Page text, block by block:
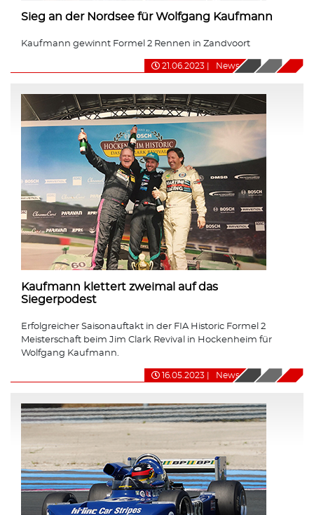
Sieg an der Nordsee für Wolfgang Kaufmann
Kaufmann gewinnt Formel 2 Rennen in Zandvoort
21.06.2023 News
Kaufmann klettert zweimal auf das
Siegerpodest
Erfolgreicher Saisonauftakt in der FIA Historic Formel 2
Meisterschaft beim Jim Clark Revival in Hockenheim für
Wolfgang Kaufmann.
16.05.2023 News